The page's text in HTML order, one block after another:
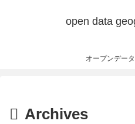
open data
オープンデー
Archives